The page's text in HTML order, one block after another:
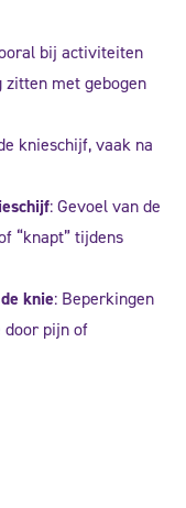
bij activiteiten
met gebogen
knieschijf, vaak na
: Gevoel van de
“knapt” tijdens
knie: Beperkingen
door pijn of